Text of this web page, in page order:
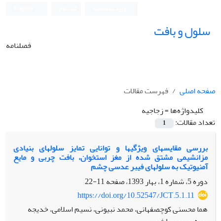
سلول و بافت
فصلنامه
صفحه اصلی
فهرست مقالات
کلیدواژه‌ها =زجاجیه‏
تعداد مقالات:
1
بررسی مقایسه‏ای ویژگی‏ها و توانایی تمایز سلول‏های بنیادی
مزانشیمی مشتق شده از مغز استخوان، بافت چربی و مایع
آمنیوتیک به سلول‏های فیبر عدسی چشم
دوره 5، شماره 1، بهار 1393، صفحه
11-22
https://doi.org/10.52547/JCT.5.1.11
هما محسنی کوچصفهانی، محمد نبیونی، نسیم اسلامی، خدیجه